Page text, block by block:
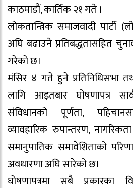
काठमाडौं, कार्तिक २१ गते ।
लोकतान्त्रिक समाजवादी पार्टी
अघि बढाउने प्रतिबद्धतासहित
गरेको छ।
मंसिर ४ गते हुने प्रतिनिधिसभा
लागि आइतबार घोषणापत्र
संविधानको पूर्णता,
व्यावहारिक रुपान्तरण,
समानुपातिक समावेशिताको
अवधारणा अघि सारेको छ।
घोषणापत्रमा सबै प्रकारका